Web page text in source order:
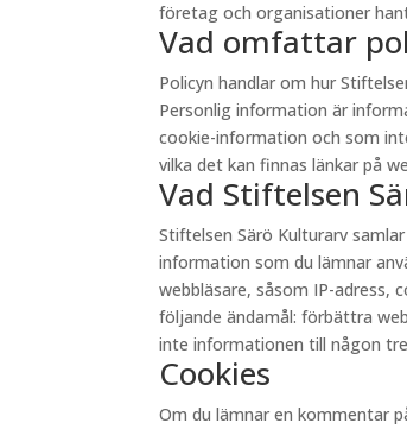
företag och organisationer
Vad omfattar
Policyn handlar om hur
Personlig information är
cookie-information och som
vilka det kan finnas länkar på
Vad Stiftelsen
Stiftelsen Särö Kulturarv
information som du lämnar
webbläsare, såsom IP-adress,
följande ändamål: förbättra
inte informationen till någon
Cookies
Om du lämnar en kommentar